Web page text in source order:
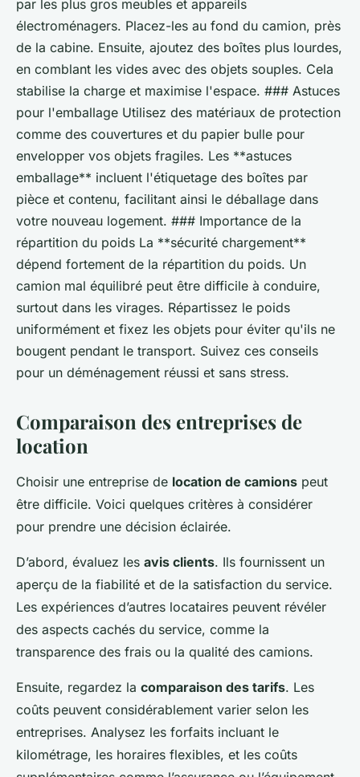
par les plus gros meubles et appareils
électroménagers. Placez-les au fond du camion, près
de la cabine. Ensuite, ajoutez des boîtes plus lourdes,
en comblant les vides avec des objets souples. Cela
stabilise la charge et maximise l'espace. ### Astuces
pour l'emballage Utilisez des matériaux de protection
comme des couvertures et du papier bulle pour
envelopper vos objets fragiles. Les **astuces
emballage** incluent l'étiquetage des boîtes par
pièce et contenu, facilitant ainsi le déballage dans
votre nouveau logement. ### Importance de la
répartition du poids La **sécurité chargement**
dépend fortement de la répartition du poids. Un
camion mal équilibré peut être difficile à conduire,
surtout dans les virages. Répartissez le poids
uniformément et fixez les objets pour éviter qu'ils ne
bougent pendant le transport. Suivez ces conseils
pour un déménagement réussi et sans stress.
Comparaison des entreprises de
location
Choisir une entreprise de location de camions peut
être difficile. Voici quelques critères à considérer
pour prendre une décision éclairée.
D’abord, évaluez les avis clients. Ils fournissent un
aperçu de la fiabilité et de la satisfaction du service.
Les expériences d’autres locataires peuvent révéler
des aspects cachés du service, comme la
transparence des frais ou la qualité des camions.
Ensuite, regardez la comparaison des tarifs. Les
coûts peuvent considérablement varier selon les
entreprises. Analysez les forfaits incluant le
kilométrage, les horaires flexibles, et les coûts